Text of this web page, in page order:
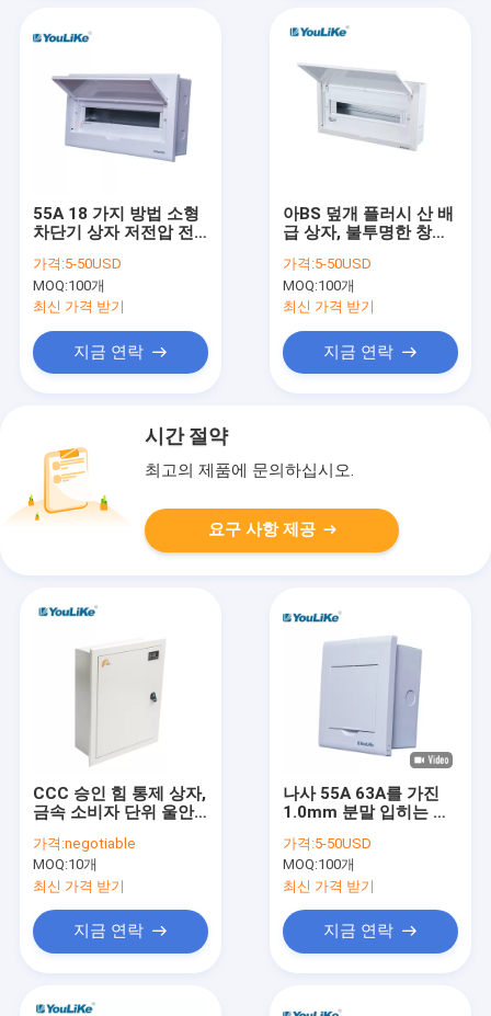
55A 18 가지 방법 소형
차단기 상자 저전압 전
가격:5-50USD
MOQ:100개
최신 가격 받기
지금 연락
아BS 덮개 플러시 산 배
급 상자, 불투명한 창을
가격:5-50USD
MOQ:100개
최신 가격 받기
지금 연락
시간 절약
최고의 제품에 문의하십시오.
요구 사항 제공
CCC 승인 힘 통제 상자,
금속 소비자 단위 울안
가격:negotiable
MOQ:10개
최신 가격 받기
지금 연락
나사 55A 63A를 가진
1.0mm 분말 입히는 강
가격:5-50USD
MOQ:100개
최신 가격 받기
지금 연락